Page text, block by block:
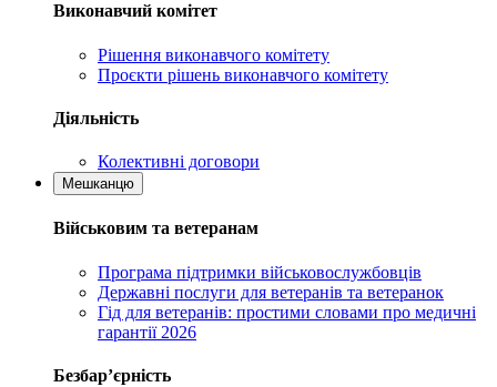
Виконавчий комітет
Рішення виконавчого комітету
Проєкти рішень виконавчого комітету
Діяльність
Колективні договори
Мешканцю
Військовим та ветеранам
Програма підтримки військовослужбовців
Державні послуги для ветеранів та ветеранок
Гід для ветеранів: простими словами про медичні
гарантії 2026
Безбар’єрність